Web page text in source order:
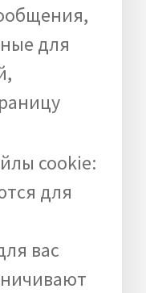
для
cookie:
для
вас